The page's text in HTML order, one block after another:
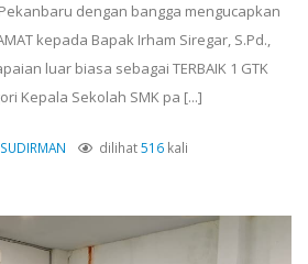
dengan bangga mengucapkan
kepada Bapak Irham Siregar, S.Pd.,
luar biasa sebagai TERBAIK 1 GTK
Kepala Sekolah SMK pa [...]
dilihat516 kali